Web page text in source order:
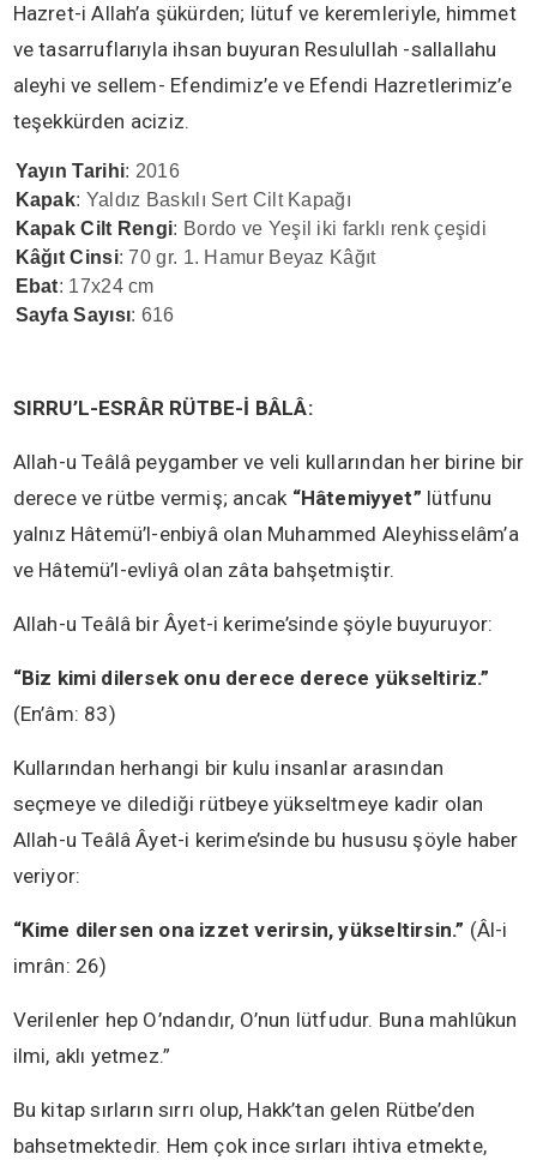
Hazret-i Allah’a şükürden; lütuf ve keremleriyle, himmet
ve tasarruflarıyla ihsan buyuran Resulullah -sallallahu
aleyhi ve sellem- Efendimiz’e ve Efendi Hazretlerimiz’e
teşekkürden aciziz.
Yayın Tarihi: 2016
Kapak: Yaldız Baskılı Sert Cilt Kapağı
Kapak Cilt Rengi: Bordo ve Yeşil iki farklı renk çeşidi
Kâğıt Cinsi: 70 gr. 1. Hamur Beyaz Kâğıt
Ebat: 17x24 cm
Sayfa Sayısı: 616
SIRRU’L-ESRÂR RÜTBE-İ BÂLÂ:
Allah-u Teâlâ peygamber ve veli kullarından her birine bir
derece ve rütbe vermiş; ancak “Hâtemiyyet” lütfunu
yalnız Hâtemü’l-enbiyâ olan Muhammed Aleyhisselâm’a
ve Hâtemü’l-evliyâ olan zâta bahşetmiştir.
Allah-u Teâlâ bir Âyet-i kerime’sinde şöyle buyuruyor:
“Biz kimi dilersek onu derece derece yükseltiriz.”
(En’âm: 83)
Kullarından herhangi bir kulu insanlar arasından
seçmeye ve dilediği rütbeye yükseltmeye kadir olan
Allah-u Teâlâ Âyet-i kerime’sinde bu hususu şöyle haber
veriyor:
“Kime dilersen ona izzet verirsin, yükseltirsin.” (Âl-i
imrân: 26)
Verilenler hep O’ndandır, O’nun lütfudur. Buna mahlûkun
ilmi, aklı yetmez.”
Bu kitap sırların sırrı olup, Hakk’tan gelen Rütbe’den
bahsetmektedir. Hem çok ince sırları ihtiva etmekte,